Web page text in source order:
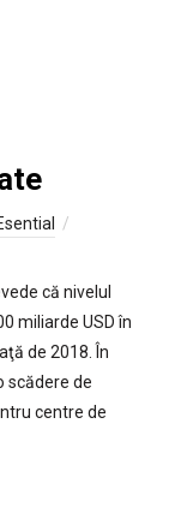
că nivelul
miliarde USD în
de 2018. În
scădere de
centre de